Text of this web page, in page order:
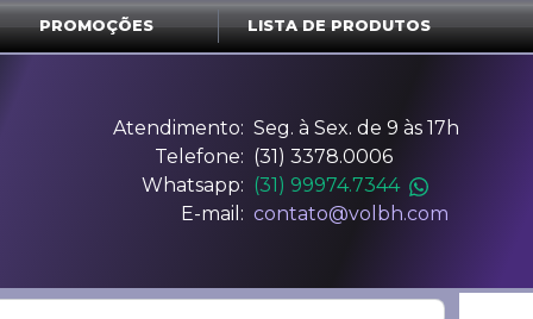
PROMOÇÕES LISTA DE PRODUTOS
Atendimento: Seg. à Sex. de 9 às 17h
Telefone: (31) 3378.0006
Whatsapp: (31) 99974.7344
E-mail: contato@volbh.com